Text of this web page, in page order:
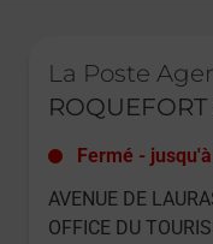
La Poste
Fermé - jusqu'à
AVENUE DE
OFFICE DU